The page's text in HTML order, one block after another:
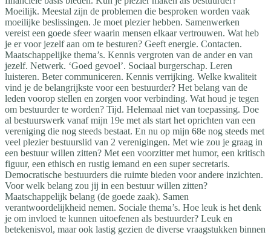
Moeilijk. Meestal zijn de problemen die besproken worden vaak
moeilijke beslissingen. Je moet plezier hebben. Samenwerken
vereist een goede sfeer waarin mensen elkaar vertrouwen. Wat heb
je er voor jezelf aan om te besturen? Geeft energie. Contacten.
Maatschappelijke thema’s. Kennis vergroten van de ander en van
jezelf. Netwerk. ‘Goed gevoel’. Sociaal burgerschap. Leren
luisteren. Beter communiceren. Kennis verrijking. Welke kwaliteit
vind je de belangrijkste voor een bestuurder? Het belang van de
leden voorop stellen en zorgen voor verbinding. Wat houd je tegen
om bestuurder te worden? Tijd. Helemaal niet van toepassing. Doe
al bestuurswerk vanaf mijn 19e met als start het oprichten van een
vereniging die nog steeds bestaat. En nu op mijn 68e nog steeds met
veel plezier bestuurslid van 2 verenigingen. Met wie zou je graag in
een bestuur willen zitten? Met een voorzitter met humor, een kritisch
figuur, een ethisch en rustig iemand en een super secretaris.
Democratische bestuurders die ruimte bieden voor andere inzichten.
Voor welk belang zou jij in een bestuur willen zitten?
Maatschappelijk belang (de goede zaak). Samen
verantwoordelijkheid nemen. Sociale thema’s. Hoe leuk is het denk
je om invloed te kunnen uitoefenen als bestuurder? Leuk en
betekenisvol, maar ook lastig gezien de diverse vraagstukken binnen